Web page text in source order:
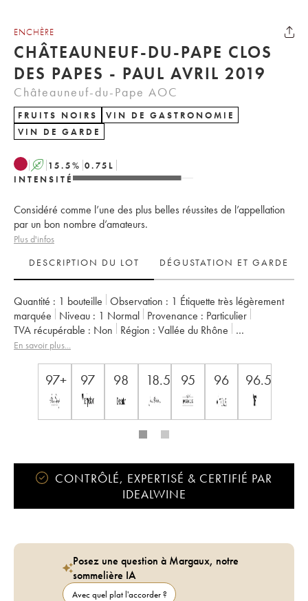
ENCHÈRE
CHÂTEAUNEUF-DU-PAPE CLOS
DES PAPES - PAUL AVRIL 2019
Châteauneuf-du-Pape AOC
FRUITS NOIRS
VIN DE GASTRONOMIE
VIN DE GARDE
A 15.5% 0.75 L
INTENSITÉ
Considéré comme l’une des plus belles réussites de l’appellation
par un bon nombre d’amateurs.
Plus d'infos
DESCRIPTION DU LOT
DÉGUSTATION ET GARDE
Quantité : 1 bouteille Observation : 1 Étiquette très légèrement
marquée
Niveau : 1 Normal Provenance : particulier
TVA récupérable :
non Région :
Vallée du Rhône
Appellation :
En savoir plus...
97+ 97 98 18.5 95 96 96.5
CONTRÔLÉ, EXPERTISÉ & CERTIFIÉ PAR
IDEALWINE
Posez une question à Margaux, notre
sommelière IA
Avec quel plat l'accorder ?